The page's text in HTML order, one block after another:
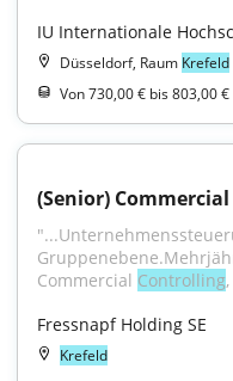
IU Internationale
Düsseldorf, Raum Krefeld
Von 730,00 € bis 803,00
(Senior)
Commercial Controlling
Fressnapf Holding SE
Krefeld